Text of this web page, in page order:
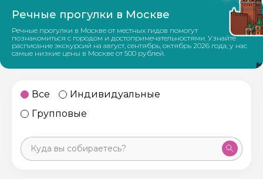
Речные прогулки в Москве
Речные прогулки в Москве от местных гидов помогут
познакомиться с городом и достопримечательностями. Узнайте
расписание экскурсий на август, сентябрь, октябрь 2026 года, у нас
самые низкие цены в Москве от 500 рублей.
Все
Индивидуальные
Групповые